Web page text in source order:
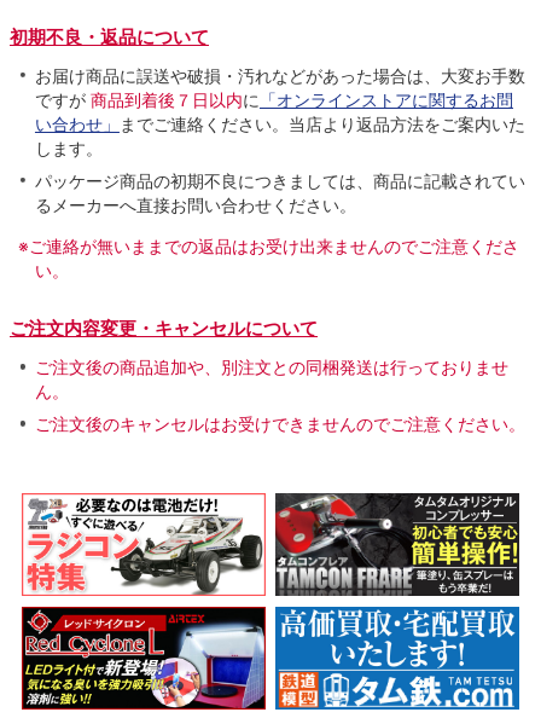
初期不良・返品について
お届け商品に誤送や破損・汚れなどがあった場合は、大変お手数
ですが 商品到着後７日以内に 「オンラインストアに関するお問
い合わせ」
までご連絡ください。当店より返品方法をご案内いた
します。
パッケージ商品の初期不良につきましては、商品に記載されてい
るメーカーへ直接お問い合わせください。
※ご連絡が無いままでの返品はお受け出来ませんのでご注意くださ
い。
ご注文内容変更・キャンセルについて
ご注文後の商品追加や、別注文との同梱発送は行っておりませ
ん。
ご注文後のキャンセルはお受けできませんのでご注意ください。